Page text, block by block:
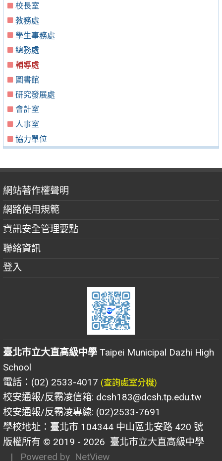
校長室
教務處
學生事務處
總務處
輔導處
圖書館
研究發展處
會計室
人事室
協力單位
網站著作權聲明
網路使用規範
資訊安全管理要點
聯絡資訊
登入
臺北市立大直高級中學 Taipei Municipal Dazhi High
School
電話：(02) 2533-4017 (查詢處室分機)
校安通報/反霸凌信箱: dcsh183@dcsh.tp.edu.tw
校安通報/反霸凌專線: (02)2533-7691
學校地址：臺北市 104344 中山區北安路 420 號
版權所有 © 2019 - 2026 臺北市立大直高級中學
| Powered by NetView